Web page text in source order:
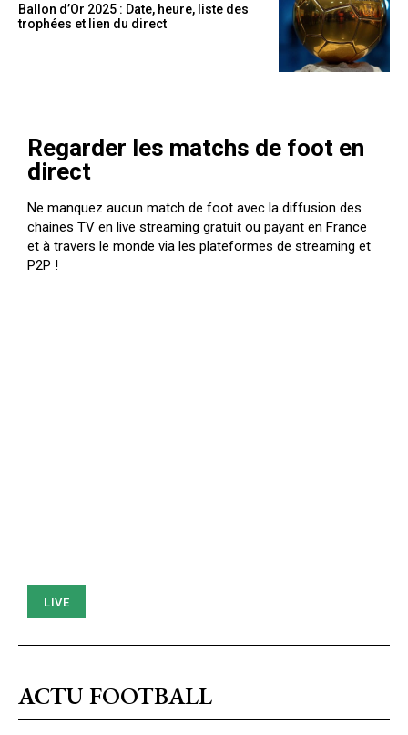
Ballon d’Or 2025 : Date, heure, liste des
trophées et lien du direct
Regarder les matchs de foot en
direct
Ne manquez aucun match de foot avec la diffusion des
chaines TV en live streaming gratuit ou payant en France
et à travers le monde via les plateformes de streaming et
P2P !
LIVE
ACTU FOOTBALL